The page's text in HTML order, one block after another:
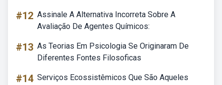
#12 Assinale A Alternativa Incorreta Sobre A
Avaliação De Agentes Químicos:
#13 As Teorias Em Psicologia Se Originaram De
Diferentes Fontes Filosoficas
#14 Serviços Ecossistêmicos Que São Aqueles